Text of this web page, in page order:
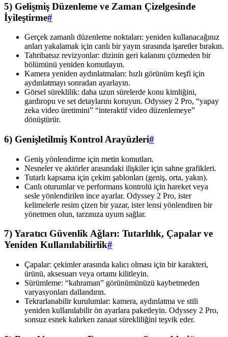
5) Gelişmiş Düzenleme ve Zaman Çizelgesinde
İyileştirme#
Gerçek zamanlı düzenleme noktaları: yeniden kullanacağınız
anları yakalamak için canlı bir yayın sırasında işaretler bırakın.
Tahribatsız revizyonlar: dizinin geri kalanını çözmeden bir
bölümünü yeniden komutlayın.
Kamera yeniden aydınlatmaları: hızlı görünüm keşfi için
aydınlatmayı sonradan ayarlayın.
Görsel süreklilik: daha uzun sürelerde konu kimliğini,
gardıropu ve set detaylarını koruyun. Odyssey 2 Pro, “yapay
zeka video üretimini” “interaktif video düzenlemeye”
dönüştürür.
6) Genişletilmiş Kontrol Arayüzleri#
Geniş yönlendirme için metin komutları.
Nesneler ve aktörler arasındaki ilişkiler için sahne grafikleri.
Tutarlı kapsama için çekim şablonları (geniş, orta, yakın).
Canlı oturumlar ve performans kontrolü için hareket veya
sesle yönlendirilen ince ayarlar. Odyssey 2 Pro, ister
kelimelerle resim çizen bir yazar, ister lensi yönlendiren bir
yönetmen olun, tarzınıza uyum sağlar.
7) Yaratıcı Güvenlik Ağları: Tutarlılık, Çapalar ve
Yeniden Kullanılabilirlik#
Çapalar: çekimler arasında kalıcı olması için bir karakteri,
ürünü, aksesuarı veya ortamı kilitleyin.
Sürümleme: “kahraman” görünümünüzü kaybetmeden
varyasyonları dallandırın.
Tekrarlanabilir kurulumlar: kamera, aydınlatma ve stili
yeniden kullanılabilir ön ayarlara paketleyin. Odyssey 2 Pro,
sonsuz esnek kalırken zanaat sürekliliğini teşvik eder.